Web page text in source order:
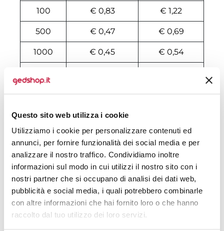
Questo sito web utilizza i cookie
Utilizziamo i cookie per personalizzare contenuti ed
annunci, per fornire funzionalità dei social media e per
analizzare il nostro traffico. Condividiamo inoltre
informazioni sul modo in cui utilizzi il nostro sito con i
nostri partner che si occupano di analisi dei dati web,
pubblicità e social media, i quali potrebbero combinarle
con altre informazioni che hai fornito loro o che hanno
raccolto dal tuo utilizzo dei loro servizi.
100 € 0,83 € 1,22
500 € 0,47 € 0,69
1000 € 0,45 € 0,54
3000 € 0,44 € 0,50
4000 € 0,43
5000 € 0,43 € 0,48
6000 € 0,43 € 0,46
7000 € 0,43 € 0,46
8000 € 0,43 € 0,35
10000 € 0,42